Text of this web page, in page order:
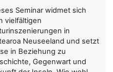
Seminar widmet sich
vielfältigen
in
Neuseeland und setzt
in Beziehung zu
Gegenwart und